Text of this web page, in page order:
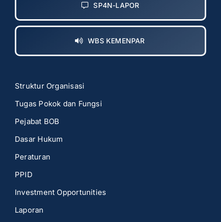
SP4N-LAPOR
WBS KEMENPAR
Struktur Organisasi
Tugas Pokok dan Fungsi
Pejabat BOB
Dasar Hukum
Peraturan
PPID
Investment Opportunities
Laporan